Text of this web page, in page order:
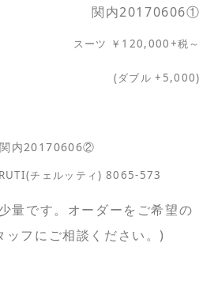
スーツ ￥120,000+税～
(ダブル +5,000)
チェルッティ) 8065-573
量です。オーダーをご希望の
ッフにご相談ください。)